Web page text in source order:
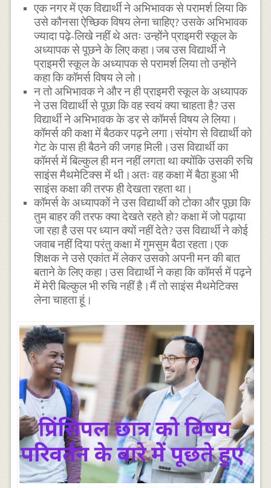
एक नगर में एक विद्यार्थी ने अभिभावक से परामर्श लिया कि
उसे कौनसा ऐच्छिक विषय लेना चाहिए? उसके अभिभावक
ज्यादा पढ़े-लिखे नहीं थे अतः उन्होंने प्राइमरी स्कूल के
अध्यापक से पूछने के लिए कहा।जब उस विद्यार्थी ने
प्राइमरी स्कूल के अध्यापक से परामर्श लिया तो उन्होंने
कहा कि कॉमर्स विषय ले लो।
न तो अभिभावक ने और न ही प्राइमरी स्कूल के अध्यापक
ने उस विद्यार्थी से पूछा कि वह स्वयं क्या चाहता है? उस
विद्यार्थी ने अभिभावक के डर से कॉमर्स विषय ले लिया।
कॉमर्स की कक्षा में बैठकर पढ़ने लगा।संयोग से विद्यार्थी को
गेट के पास ही बैठने की जगह मिली।उस विद्यार्थी का
कॉमर्स में बिल्कुल ही मन नहीं लगता था क्योंकि उसकी रुचि
साइंस मैथमेटिक्स में थी।अतः वह कक्षा में बैठा हुआ भी
साइंस कक्षा की तरफ ही देखता रहता था।
कॉमर्स के अध्यापकों ने उस विद्यार्थी को टोका और पूछा कि
तुम बाहर की तरफ क्या देखते रहते हो? कक्षा में जो पढ़ाया
जा रहा है उस पर ध्यान क्यों नहीं देते? उस विद्यार्थी ने कोई
जवाब नहीं दिया परंतु कक्षा में गुमसुम बैठा रहता।एक
शिक्षक ने उसे एकांत में लेकर उसको अपनी मन की बात
बताने के लिए कहा।उस विद्यार्थी ने कहा कि कॉमर्स में पढ़ने
में मेरी बिल्कुल भी रुचि नहीं है।मैं तो साइंस मैथमेटिक्स
लेना चाहता हूं।